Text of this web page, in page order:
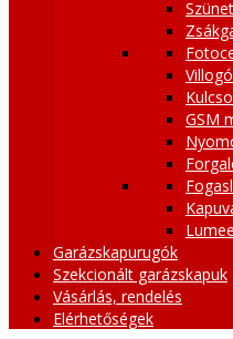
GSM
Garázskapurugók
Szekcionált garázskapuk
Vásárlás, rendelés
Elérhetőségek